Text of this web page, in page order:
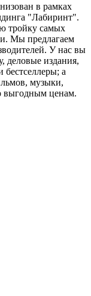
в рамках
"Лабиринт".
тройку самых
Мы предлагаем
У нас вы
деловые издания,
а
музыки,
выгодным ценам.